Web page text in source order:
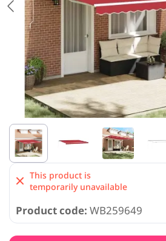
This product is
temporarily unavailable
Product code: WB259649